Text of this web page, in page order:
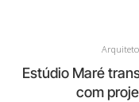
Estúdio Maré
com